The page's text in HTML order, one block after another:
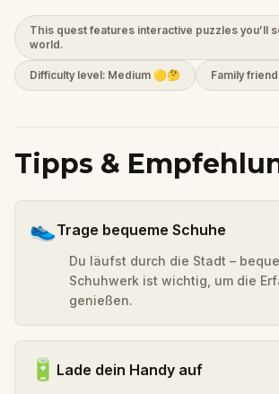
This quest features interactive puzzles you’ll
world.
Difficulty level: Medium 🟡🤔 Family
Tipps &
👟Trage bequeme Schuhe
Du läufst durch die Stadt –
Schuhwerk ist wichtig, um die
genießen.
🔋 Lade dein Handy auf